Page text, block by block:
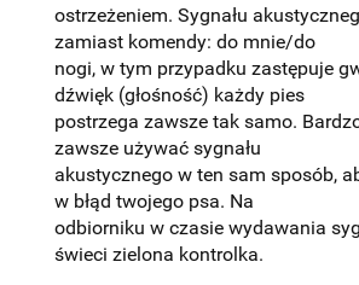
ostrzeżeniem. Sygnału
zamiast komendy: do mnie/do
nogi, w tym przypadku zastępuje
dźwięk (głośność) każdy pies
postrzega zawsze tak samo.
zawsze używać sygnału
akustycznego w ten sam sposób,
w błąd twojego psa. Na
odbiorniku w czasie wydawania
świeci zielona kontrolka.